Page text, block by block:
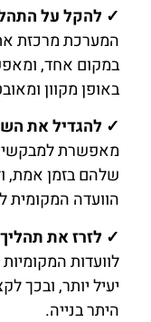
✓ להקל על
המערכת מרכזת
במקום אחד,
באופן מקוון
✓ להגדיל את
מאפשרת
שלהם בזמן אמת,
הוועדה המקומית
✓ לזרז את
לוועדות
יעיל יותר, ובכך
היתר בנייה.